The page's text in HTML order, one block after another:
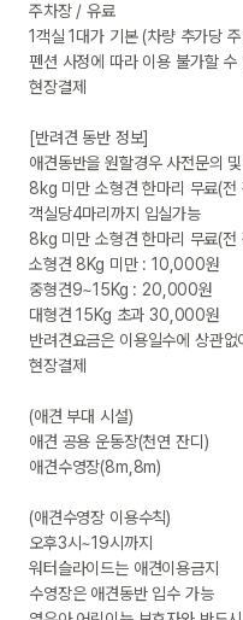
주차장 / 유료
1객실 1대가 기본 (차량 추가당
펜션 사정에 따라 이용 불가할 수
현장결제
[반려견 동반 정보]
애견동반을 원할경우 사전문의
8kg 미만 소형견 한마리 무료(전
객실당4마리까지 입실가능
8kg 미만 소형견 한마리 무료(전
소형견 8Kg 미만 : 10,000원
중형견9~15Kg : 20,000원
대형견 15Kg 초과 30,000원
반려견요금은 이용일수에 상관없
현장결제
(애견 부대 시설)
애견 공용 운동장(천연 잔디)
애견수영장(8m,8m)
(애견수영장 이용수칙)
오후3시~19시까지
워터슬라이드는 애견이용금지
수영장은 애견동반 입수 가능